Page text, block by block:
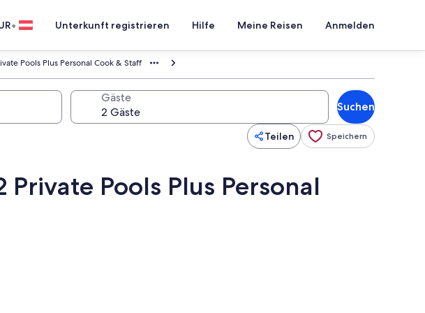
• Unterkunft registrieren Hilfe Meine Reisen Anmelden
Pools Plus Personal Cook & Staff
Gäste
Suchen
Teilen Speichern
Pools Plus Personal